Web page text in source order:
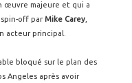
œuvre majeure et qui a
off parMike Carey
acteur principal.
bloqué sur le plan des
Angeles après avoir